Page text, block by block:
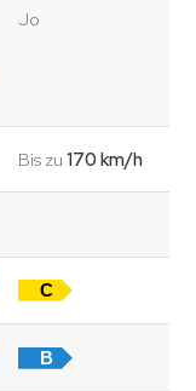
Jo
Bis zu 170 km/h
C
B